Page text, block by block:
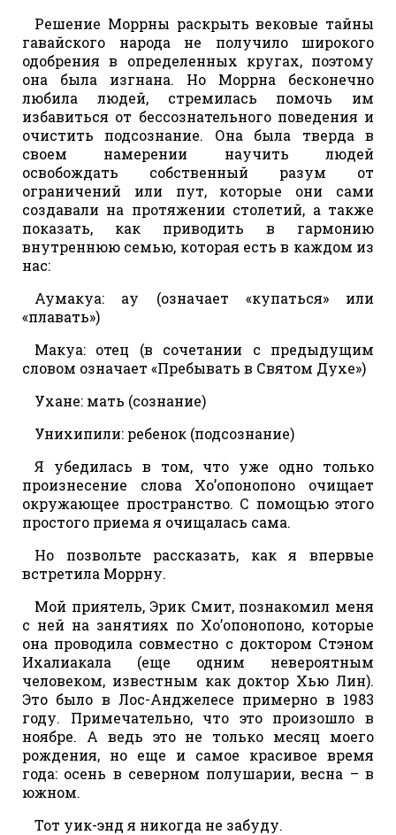
Решение Моррны раскрыть вековые тайны
гавайского народа не получило широкого
одобрения в определенных кругах, поэтому
она была изгнана. Но Моррна бесконечно
любила людей, стремилась помочь им
избавиться от бессознательного поведения и
очистить подсознание. Она была тверда в
своем намерении научить людей
освобождать собственный разум от
ограничений или пут, которые они сами
создавали на протяжении столетий, а также
показать, как приводить в гармонию
внутреннюю семью, которая есть в каждом из
нас:
Аумакуа: ау (означает «купаться» или
«плавать»)
Макуа: отец (в сочетании с предыдущим
словом означает «Пребывать в Святом Духе»)
Ухане: мать (сознание)
Унихипили: ребенок (подсознание)
Я убедилась в том, что уже одно только
произнесение слова Хо’опонопоно очищает
окружающее пространство. С помощью этого
простого приема я очищалась сама.
Но позвольте рассказать, как я впервые
встретила Моррну.
Мой приятель, Эрик Смит, познакомил меня
с ней на занятиях по Хо’опонопоно, которые
она проводила совместно с доктором Стэном
Ихалиакала (еще одним невероятным
человеком, известным как доктор Хью Лин).
Это было в Лос-Анджелесе примерно в 1983
году. Примечательно, что это произошло в
ноябре. А ведь это не только месяц моего
рождения, но еще и самое красивое время
года: осень в северном полушарии, весна – в
южном.
Тот уик-энд я никогда не забуду.